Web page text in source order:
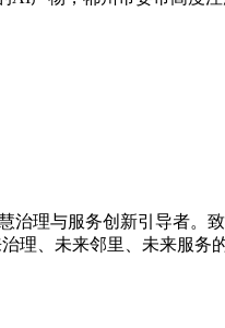
理与服务创新引导者。
理、未来邻里、未来服务